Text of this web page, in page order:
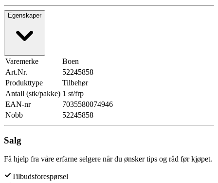
Egenskaper
Varemerke
Boen
Art.Nr.
52245858
Produkttype
Tilbehør
Antall (stk/pakke) 1 st/frp
EAN-nr
7035580074946
Nobb
52245858
Salg
Få hjelp fra våre erfarne selgere når du ønsker tips og råd før kjøpet.
Tilbudsforespørsel